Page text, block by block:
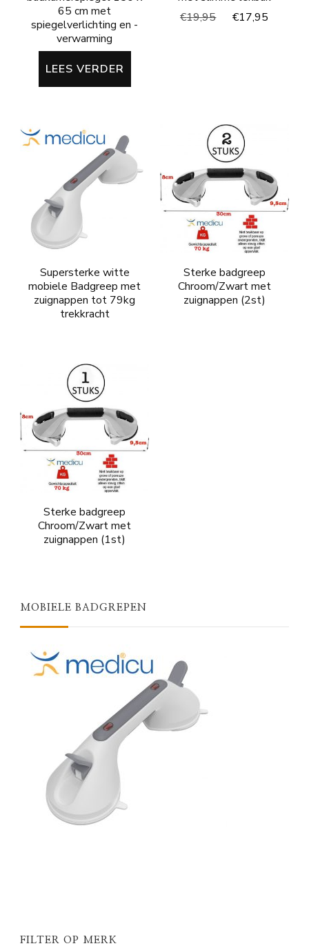
65 cm met
spiegelverlichting en -
verwarming
LEES VERDER
€19,95
Oorspronkelijke
€17,95
Supersterke witte
mobiele Badgreep met
zuignappen tot 79kg
trekkracht
Sterke badgreep
Chroom/Zwart met
zuignappen (2st)
Sterke badgreep
Chroom/Zwart met
zuignappen (1st)
MOBIELE BADGREPEN
FILTER OP MERK